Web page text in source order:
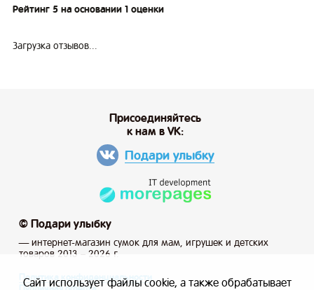
Рейтинг 5 на основании 1 оценки
Загрузка отзывов...
© Подари улыбку
— интернет-магазин сумок для мам, игрушек и детских
товаров 2013 – 2026 г.
Присоединяйтесь
к нам в VK:
Подари улыбку
Политика конфиденциальности
Сайт использует файлы cookie, а также обрабатывает